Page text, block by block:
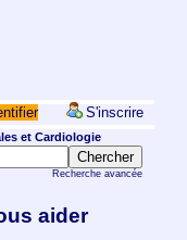
S'inscrire
et Cardiologie
Recherche avancée
aider